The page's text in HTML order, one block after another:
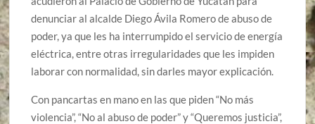
denunciar al alcalde Diego Ávila Romero de abuso de
poder, ya que les ha interrumpido el servicio de energía
eléctrica, entre otras irregularidades que les impiden
laborar con normalidad, sin darles mayor explicación.
Con pancartas en mano en las que piden “No más
violencia”, “No al abuso de poder” y “Queremos justicia”,